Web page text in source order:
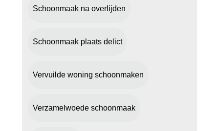
Schoonmaak na overlijden
Schoonmaak plaats delict
Vervuilde woning schoonmaken
Verzamelwoede schoonmaak